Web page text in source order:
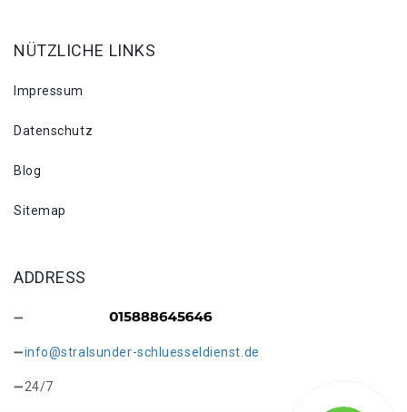
NÜTZLICHE LINKS
Impressum
Datenschutz
Blog
Sitemap
ADDRESS
info@stralsunder-schluesseldienst.de
24/7